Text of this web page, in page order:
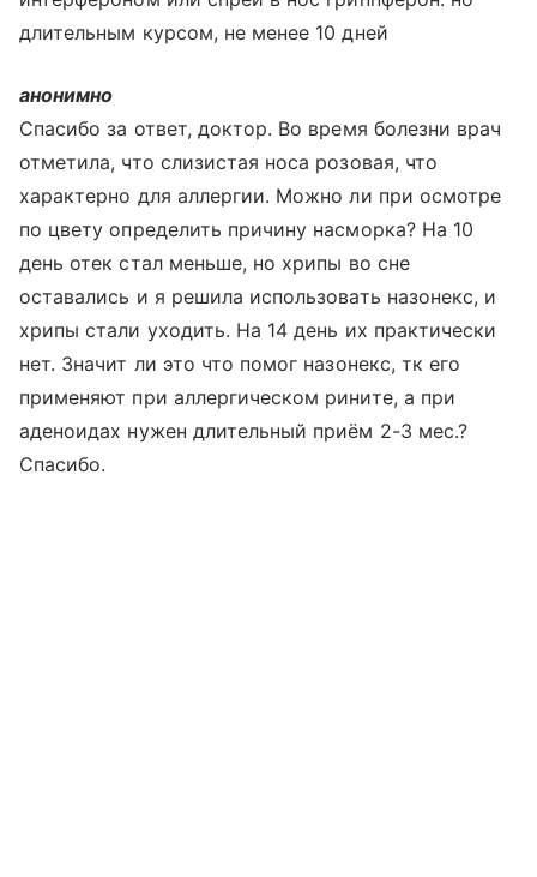
длительным курсом, не менее 10 дней
анонимно
Спасибо за ответ, доктор. Во время болезни врач
отметила, что слизистая носа розовая, что
характерно для аллергии. Можно ли при осмотре
по цвету определить причину насморка? На 10
день отек стал меньше, но хрипы во сне
оставались и я решила использовать назонекс, и
хрипы стали уходить. На 14 день их практически
нет. Значит ли это что помог назонекс, тк его
применяют при аллергическом рините, а при
аденоидах нужен длительный приём 2-3 мес.?
Спасибо.